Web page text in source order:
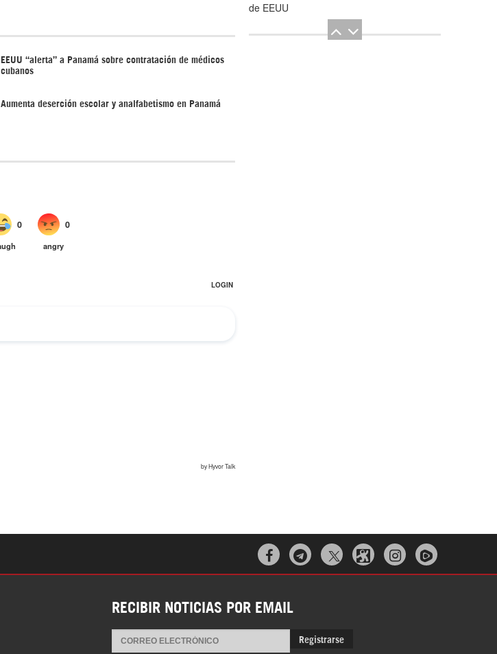
EEUU “alerta” a Panamá sobre contratación de médicos
cubanos
Aumenta deserción escolar y analfabetismo en Panamá
de EEUU
“Cobarde crimen de guerra”: Irán denuncia
Detrás de la Razón
  
RECIBIR NOTICIAS POR EMAIL
Registrarse